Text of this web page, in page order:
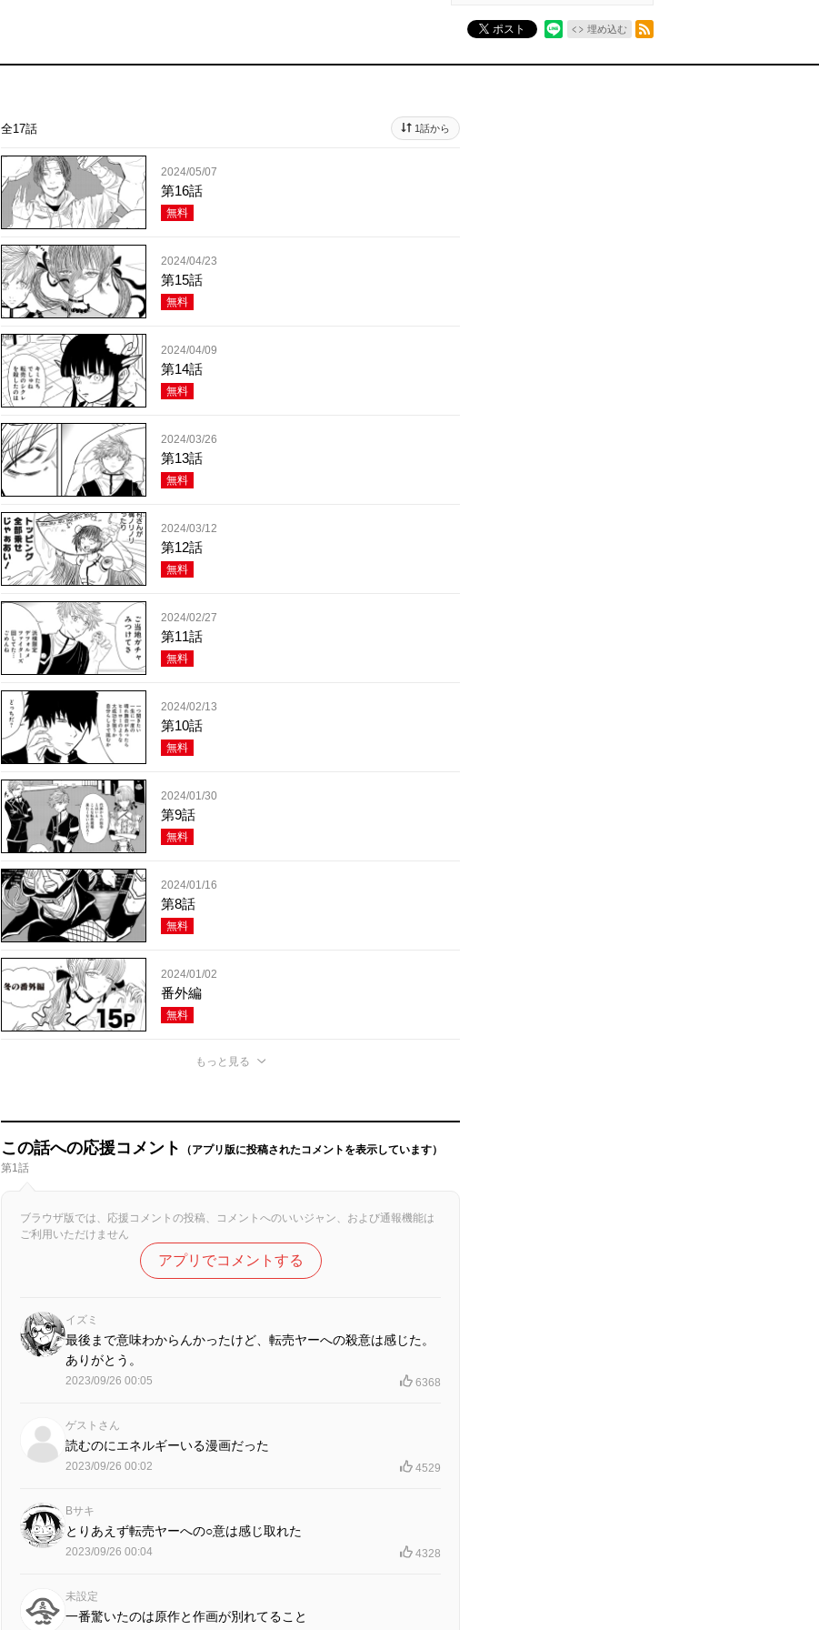
ポスト 埋め込む
全17話 1話から
2024/05/07
第16話
無料
2024/04/23
第15話
無料
2024/04/09
第14話
無料
2024/03/26
第13話
無料
2024/03/12
第12話
無料
2024/02/27
第11話
無料
2024/02/13
第10話
無料
2024/01/30
第9話
無料
2024/01/16
第8話
無料
2024/01/02
番外編
無料
もっと見る
この話への応援コメント
（アプリ版に投稿されたコメントを表示しています）
第1話
ブラウザ版では、応援コメントの投稿、コメントへのいいジャン、および通報機能は
ご利用いただけません
アプリでコメントする
イズミ
最後まで意味わからんかったけど、転売ヤーへの殺意は感じた。
ありがとう。
2023/09/26 00:05 6368
ゲストさん
読むのにエネルギーいる漫画だった
2023/09/26 00:02 4529
Bサキ
とりあえず転売ヤーへの○意は感じ取れた
2023/09/26 00:04 4328
未設定
一番驚いたのは原作と作画が別れてること